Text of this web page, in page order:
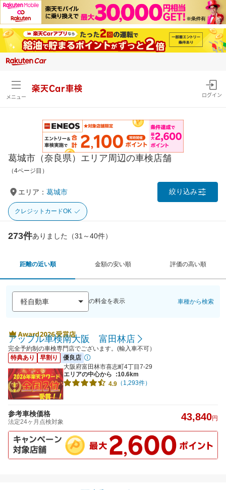
メニュー
楽天Car車検
ログイン
葛城市（奈良県）エリア周辺の車検店舗
（4ページ目）
エリア： 葛城市 絞り込み
クレジットカードOK
273件ありました（31～40件）
距離の近い順 金額の安い順 評価の高い順
の料金を表示 車種から検索
アップル車検南大阪 富田林店
完全予約制の車検専門店でございます。(輸入車不可）
特典あり
早割り
優良店
大阪府富田林市喜志町4丁目7-29
エリアの中心から
:10.6km
4.9 （1,293件）
参考車検価格
法定24ヶ月点検対象 43,840円